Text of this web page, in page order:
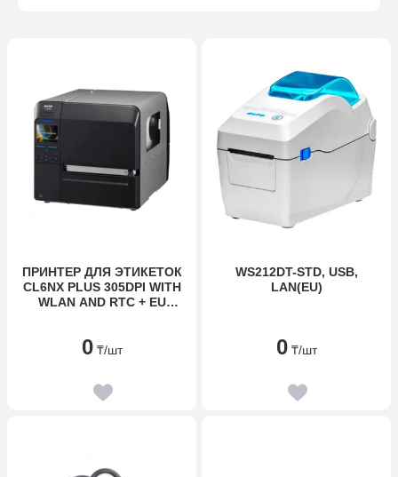
ПРИНТЕР ДЛЯ ЭТИКЕТОК
CL6NX PLUS 305DPI WITH
WLAN AND RTC + EU
0 ₸/шт
WS212DT-STD, USB,
LAN(EU)
0 ₸/шт